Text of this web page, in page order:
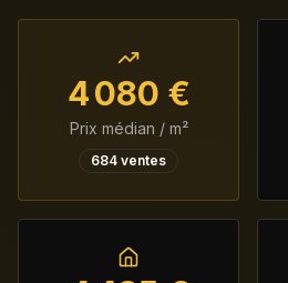
4 080 €
Prix médian / m²
684 ventes